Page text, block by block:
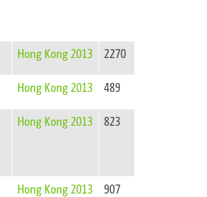
Hong Kong 2013 2270
Hong Kong 2013 489
Hong Kong 2013 823
Hong Kong 2013 907